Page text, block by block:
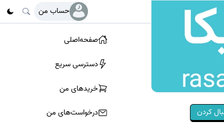
حساب من
کردن
صفحه‌اصلی
دسترسی سریع
خرید‌های من
درخواست‌های من